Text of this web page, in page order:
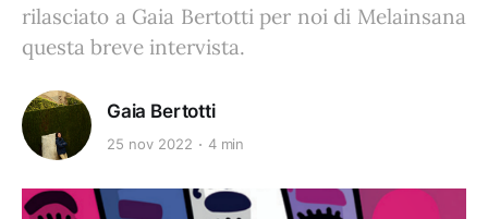
rilasciato a Gaia Bertotti per noi di Melainsana
questa breve intervista.
Gaia Bertotti
25 nov 2022 4 min